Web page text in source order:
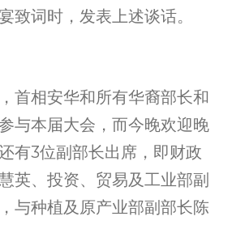
致词时，发表上述谈话。
首相安华和所有华裔部长和
与本届大会，而今晚欢迎晚
有3位副部长出席，即财政
英、投资、贸易及工业部副
与种植及原产业部副部长陈